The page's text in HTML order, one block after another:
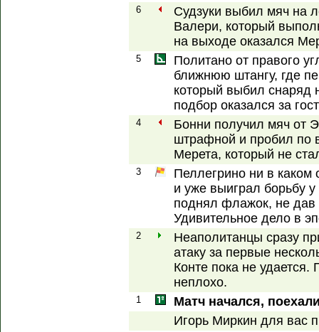
6
Судзуки выбил мяч на
Валери, который
на выходе оказался
5
Политано от правого
ближнюю штангу, где
который выбил снаряд
подбор оказался за
4
Бонни получил мяч от
штрафной и пробил по
Мерета, который не
3
Пеллегрино ни в
и уже выиграл борьбу
поднял флажок, не дав
Удивительное дело в
2
Неаполитанцы сразу
атаку за первые
Конте пока не удается.
неплохо.
1
Матч начался,
Игорь Миркин для вас